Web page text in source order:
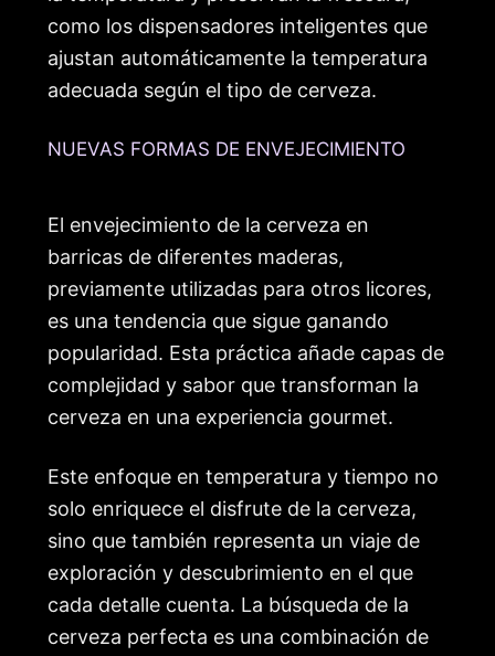
como los dispensadores inteligentes que
ajustan automáticamente la temperatura
adecuada según el tipo de cerveza.
NUEVAS FORMAS DE ENVEJECIMIENTO
El envejecimiento de la cerveza en
barricas de diferentes maderas,
previamente utilizadas para otros licores,
es una tendencia que sigue ganando
popularidad. Esta práctica añade capas de
complejidad y sabor que transforman la
cerveza en una experiencia gourmet.
Este enfoque en temperatura y tiempo no
solo enriquece el disfrute de la cerveza,
sino que también representa un viaje de
exploración y descubrimiento en el que
cada detalle cuenta. La búsqueda de la
cerveza perfecta es una combinación de